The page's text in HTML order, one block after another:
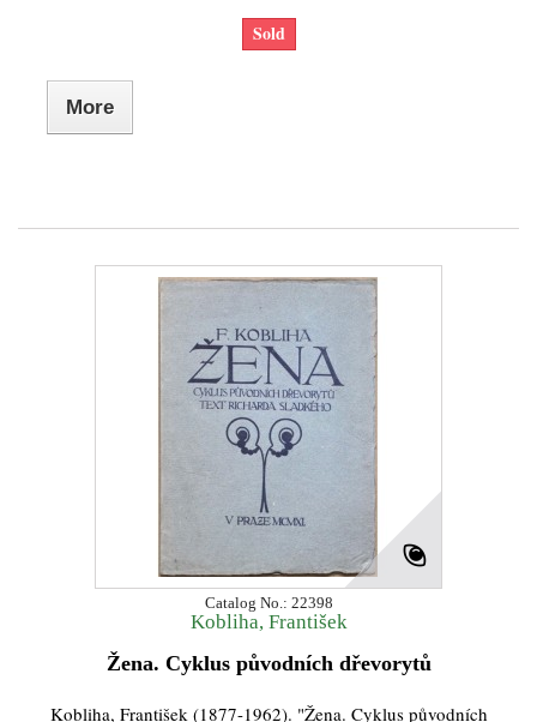
Sold
More
Catalog No.: 22398
Kobliha, František
Žena. Cyklus původních dřevorytů
Kobliha, František (1877-1962). "Žena. Cyklus původních